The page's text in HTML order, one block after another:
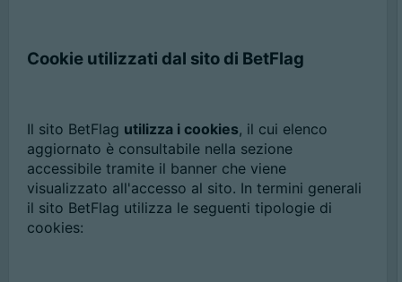
Cookie utilizzati dal sito di BetFlag
Il sito BetFlag utilizza i cookies, il cui elenco
aggiornato è consultabile nella sezione
accessibile tramite il banner che viene
visualizzato all'accesso al sito. In termini generali
il sito BetFlag utilizza le seguenti tipologie di
cookies: